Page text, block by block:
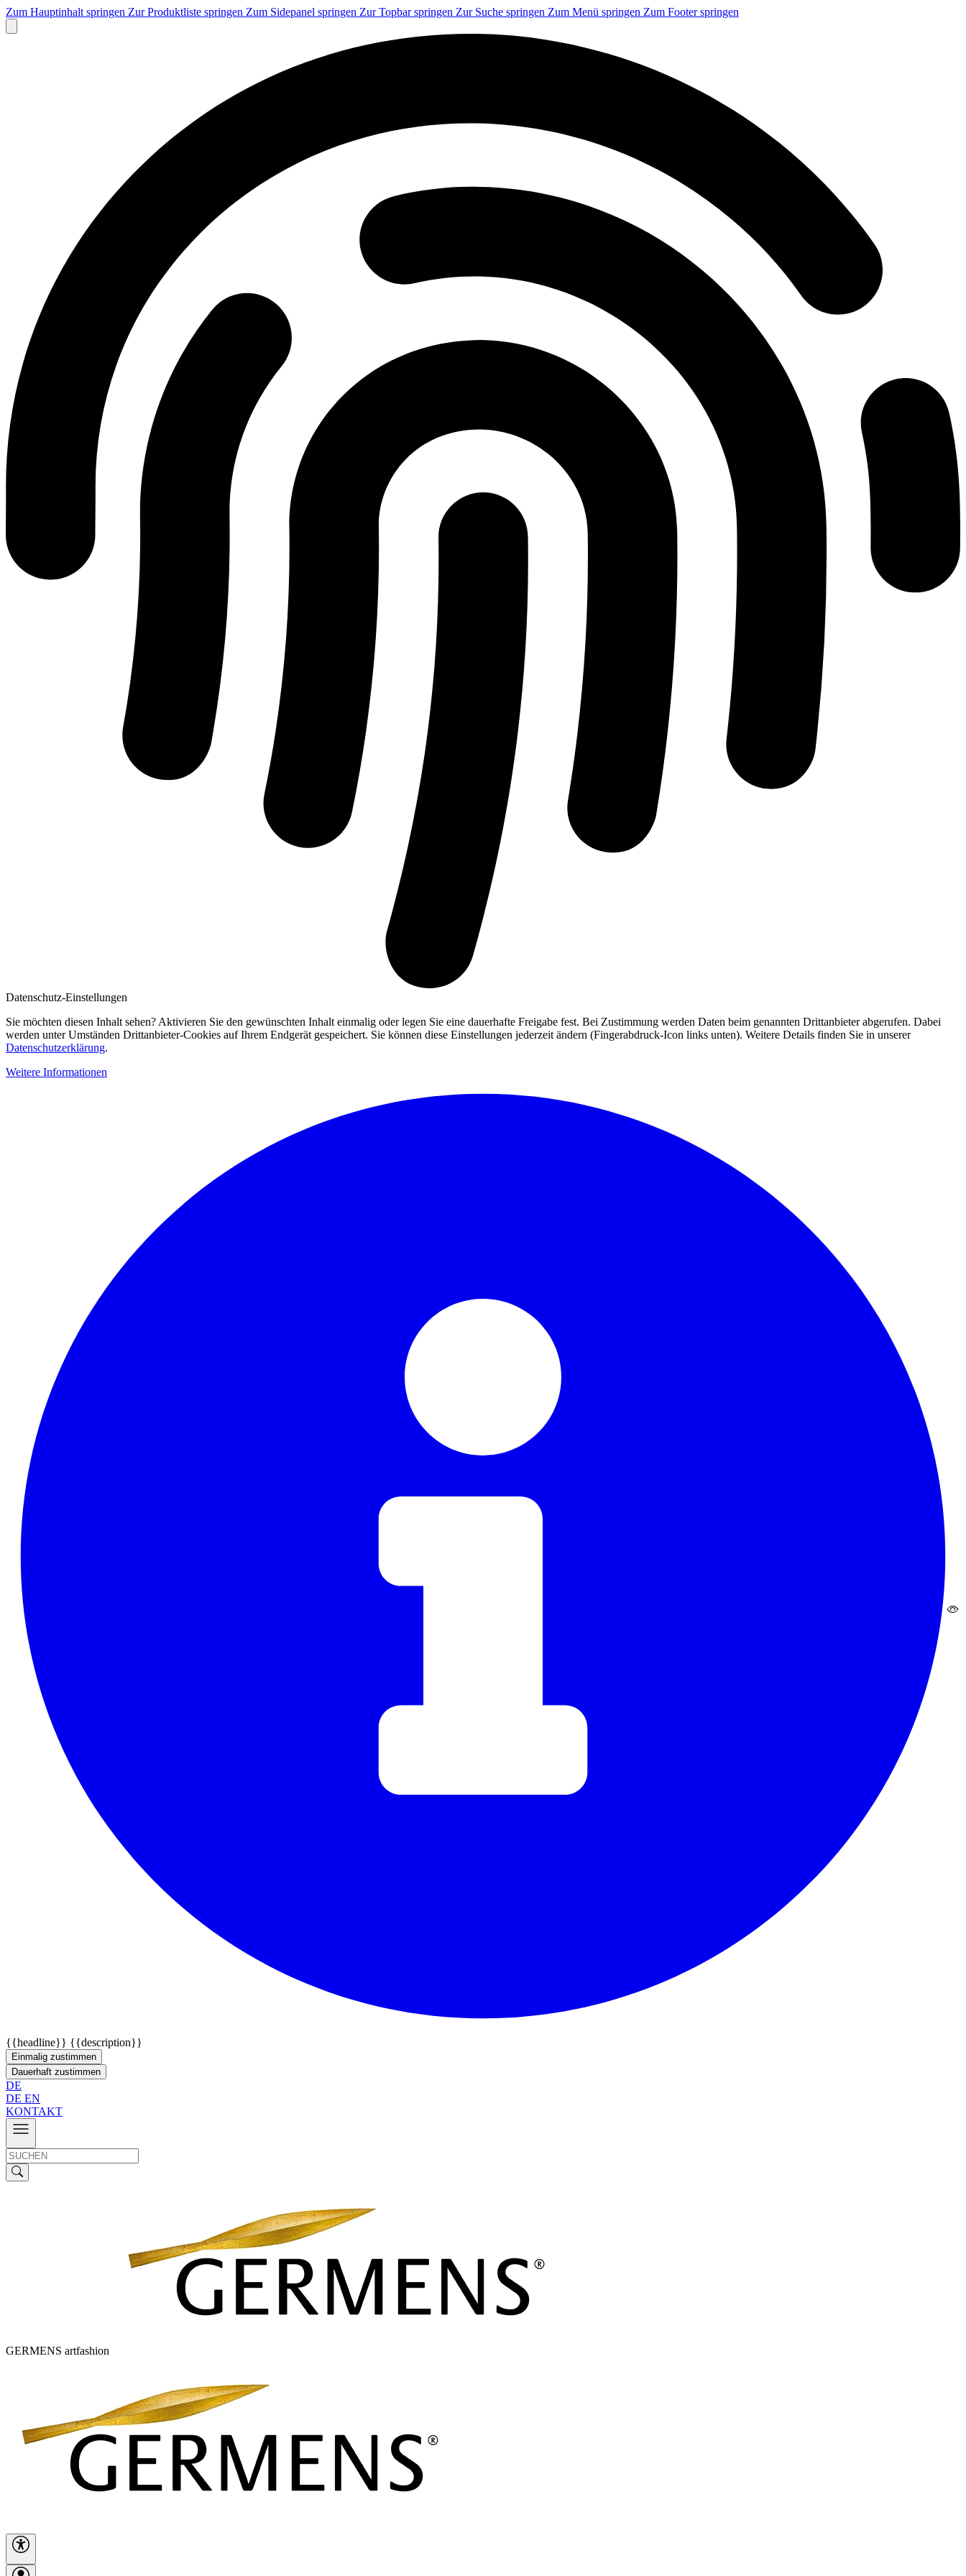
Zum Hauptinhalt springen Zur Produktliste springen Zum Sidepanel springen Zur Topbar springen Zur Suche springen Zum Menü springen Zum Footer springen
Datenschutz-Einstellungen
Sie möchten diesen Inhalt sehen? Aktivieren Sie den gewünschten Inhalt einmalig oder legen Sie eine dauerhafte Freigabe fest. Bei Zustimmung werden Daten beim genannten Drittanbieter abgerufen. Dabei
werden unter Umständen Drittanbieter-Cookies auf Ihrem Endgerät gespeichert. Sie können diese Einstellungen jederzeit ändern (Fingerabdruck-Icon links unten). Weitere Details finden Sie in unserer
Datenschutzerklärung.
Weitere Informationen
{{headline}} {{description}}
Einmalig zustimmen
Dauerhaft zustimmen
DE
DE EN
KONTAKT
GERMENS artfashion